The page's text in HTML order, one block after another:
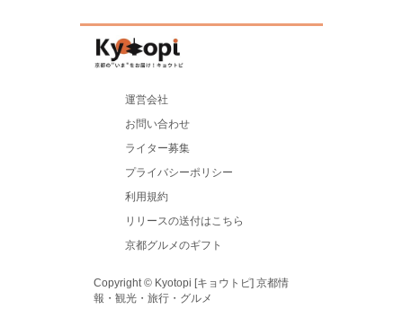
運営会社
お問い合わせ
ライター募集
プライバシーポリシー
利用規約
リリースの送付はこちら
京都グルメのギフト
Copyright © Kyotopi [キョウトピ] 京都情
報・観光・旅行・グルメ